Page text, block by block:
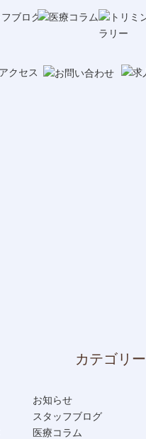
カテゴリー
お知らせ
スタッフブログ
医療コラム